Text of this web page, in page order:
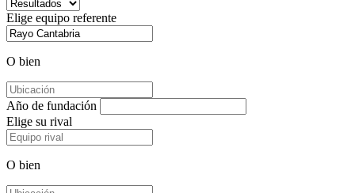
Elige equipo referente
O bien
Año de fundación
Elige su rival
O bien